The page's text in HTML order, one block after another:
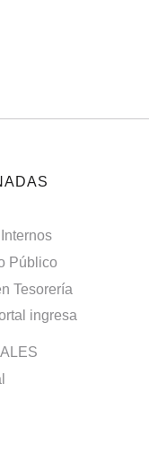
Público
Tesorería
ingresa